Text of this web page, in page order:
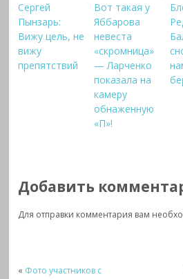
Сергей
Пынзарь:
Вижу цель, не
вижу
препятствий
Вот такая у
Яббарова
невеста
«скромница»
— Ларченко
показала на
камеру
обнаженную
«П»!
Добавить
Для отправки комментария вам
« Фото участников с